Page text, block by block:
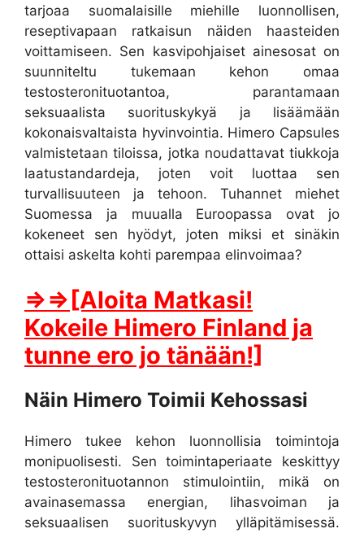
tarjoaa suomalaisille miehille luonnollisen,
reseptivapaan ratkaisun näiden haasteiden
voittamiseen. Sen kasvipohjaiset ainesosat on
suunniteltu tukemaan kehon omaa
testosteronituotantoa, parantamaan
seksuaalista suorituskykyä ja lisäämään
kokonaisvaltaista hyvinvointia. Himero Capsules
valmistetaan tiloissa, jotka noudattavat tiukkoja
laatustandardeja, joten voit luottaa sen
turvallisuuteen ja tehoon. Tuhannet miehet
Suomessa ja muualla Euroopassa ovat jo
kokeneet sen hyödyt, joten miksi et sinäkin
ottaisi askelta kohti parempaa elinvoimaa?
⇒⇒[Aloita Matkasi!
Kokeile Himero Finland ja
tunne ero jo tänään!]
Näin Himero Toimii Kehossasi
Himero tukee kehon luonnollisia toimintoja
monipuolisesti. Sen toimintaperiaate keskittyy
testosteronituotannon stimulointiin, mikä on
avainasemassa energian, lihasvoiman ja
seksuaalisen suorituskyvyn ylläpitämisessä.